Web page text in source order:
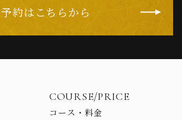
約はこちらから
COURSE/PRICE
コース・料金